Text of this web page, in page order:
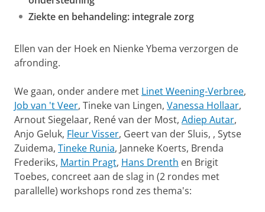
Ziekte en behandeling: integrale zorg
Ellen van der Hoek en Nienke Ybema verzorgen de
afronding.
We gaan, onder andere met Linet Weening-Verbree,
Job van 't Veer, Tineke van Lingen, Vanessa Hollaar,
Arnout Siegelaar, René van der Most, Adiep Autar,
Anjo Geluk, Fleur Visser, Geert van der Sluis, , Sytse
Zuidema, Tineke Runia, Janneke Koerts, Brenda
Frederiks, Martin Pragt, Hans Drenth en Brigit
Toebes, concreet aan de slag in (2 rondes met
parallelle) workshops rond zes thema's: